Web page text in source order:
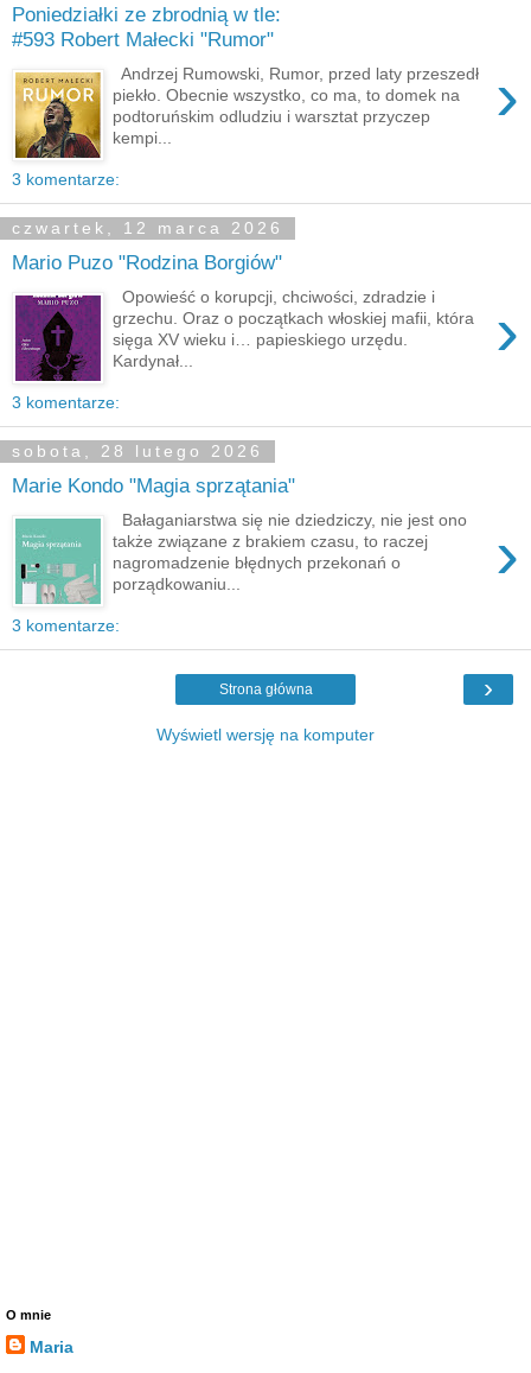
Poniedziałki ze zbrodnią w tle:
#593 Robert Małecki "Rumor"
›
Andrzej Rumowski, Rumor, przed laty przeszedł
piekło. Obecnie wszystko, co ma, to domek na
podtoruńskim odludziu i warsztat przyczep
kempi...
3 komentarze:
czwartek, 12 marca 2026
Mario Puzo "Rodzina Borgiów"
›
Opowieść o korupcji, chciwości, zdradzie i
grzechu. Oraz o początkach włoskiej mafii, która
sięga XV wieku i… papieskiego urzędu.
Kardynał...
3 komentarze:
sobota, 28 lutego 2026
Marie Kondo "Magia sprzątania"
›
Bałaganiarstwa się nie dziedziczy, nie jest ono
także związane z brakiem czasu, to raczej
nagromadzenie błędnych przekonań o
porządkowaniu...
3 komentarze:
›
Strona główna
Wyświetl wersję na komputer
O mnie
Maria